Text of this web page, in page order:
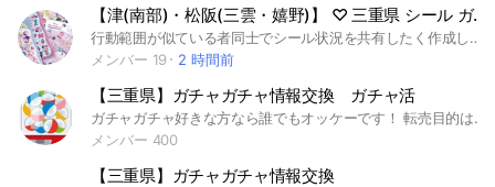
【津(南部)・松阪(三雲・嬉野)】 ♡ 三重県 シール ガチャ 活動 ♡
行動範囲が似ている者同士でシール状況を共有したく作成しました✍アットホームで確実に情報が入るオプチャにしたいです🥹✨ #三重県 #三重 #津市 #津 #松阪市 #松阪 #三雲 #嬉野 #シール #シル活 #シール活動 #シール界隈 #シール探し#ガチャ活 #ガチャガチャ #カプセルトイ
メンバー 19
2 時間前
【三重県】ガチャガチャ情報交換 ガチャ活
ガチャガチャ好きな方なら誰でもオッケーです！ 転売目的は❌ 参加希望の方DMください〜！ #三重県 #ガチャガチャ
メンバー 400
【三重県】ガチャガチャ情報交換